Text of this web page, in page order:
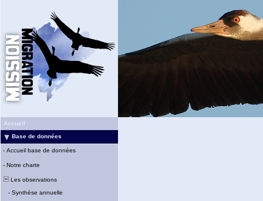
Accueil
Base de données
- Accueil base de données
- Notre charte
Les observations
- Synthèse annuelle